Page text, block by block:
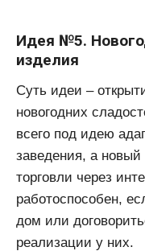
Идея №5.
изделия
Суть идеи –
новогодних
всего под идею
заведения, а новый
торговли через
работоспособен,
дом или
реализации у них.